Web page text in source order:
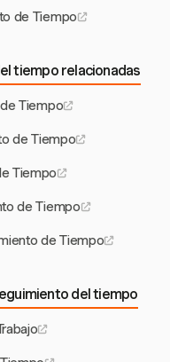
de Tiempo
tiempo relacionadas
Tiempo
de Tiempo
Tiempo
de Tiempo
de Tiempo
del tiempo